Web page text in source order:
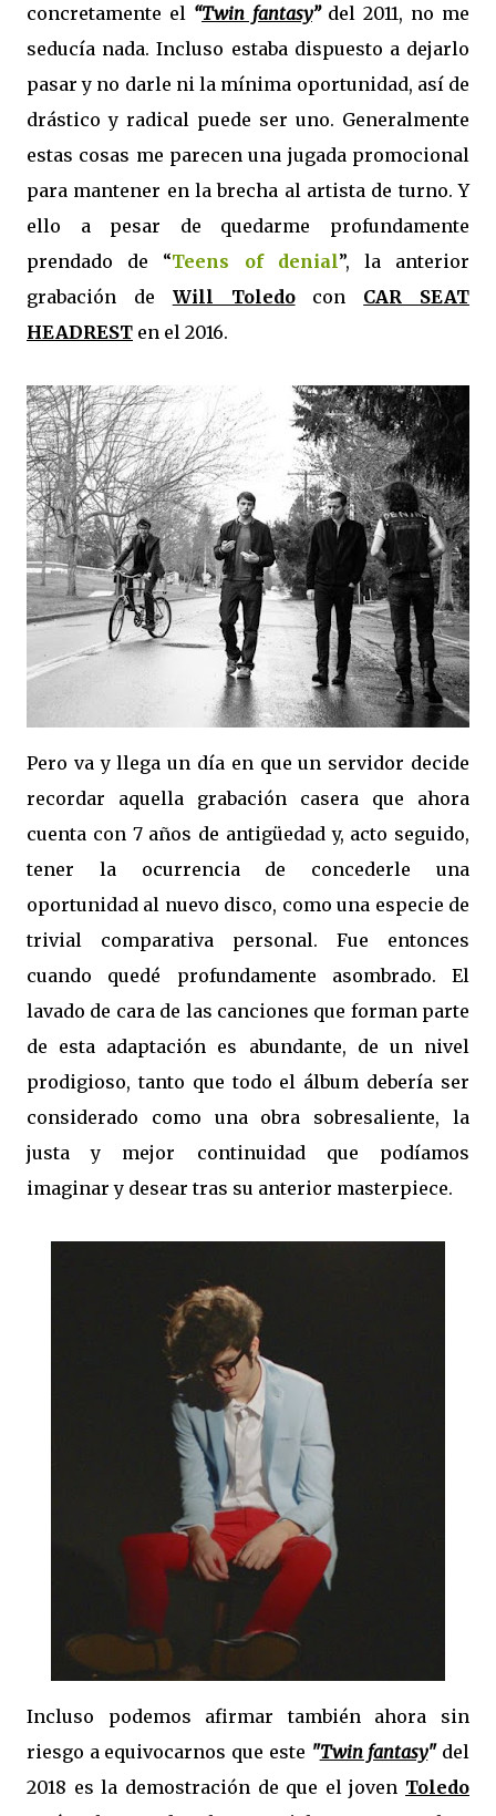
concretamente el “Twin fantasy”del 2011, no me
seducía nada. Incluso estaba dispuesto a dejarlo
pasar y no darle ni la mínima oportunidad, así de
drástico y radical puede ser uno. Generalmente
estas cosas me parecen una jugada promocional
para mantener en la brecha al artista de turno. Y
ello a pesar de quedarme profundamente
prendado de “Teens of denial”, la anterior
grabación de Will Toledocon CAR SEAT
HEADREST en el 2016.
Pero va y llega un día en que un servidor decide
recordar aquella grabación casera que ahora
cuenta con 7 años de antigüedad y, acto seguido,
tener la ocurrencia de concederle una
oportunidad al nuevo disco, como una especie de
trivial comparativa personal. Fue entonces
cuando quedé profundamente asombrado. El
lavado de cara de las canciones que forman parte
de esta adaptación es abundante, de un nivel
prodigioso, tanto que todo el álbum debería ser
considerado como una obra sobresaliente, la
justa y mejor continuidad que podíamos
imaginar y desear tras su anterior masterpiece.
Incluso podemos afirmar también ahora sin
riesgo a equivocarnos que este "Twin fantasy"del
2018 es la demostración de que el joven Toledo